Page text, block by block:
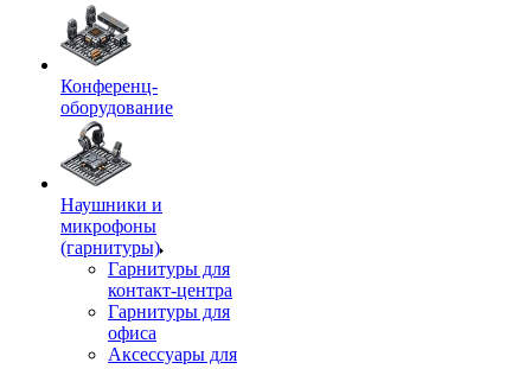
Конференц-
оборудование
Наушники и
микрофоны
(гарнитуры)
Гарнитуры для
контакт-центра
Гарнитуры для
офиса
Аксессуары для